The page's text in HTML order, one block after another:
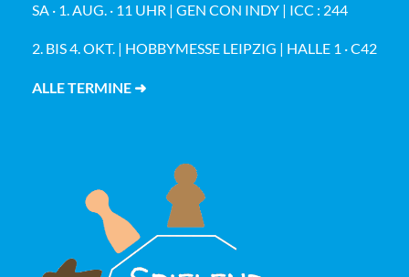
SA · 1. AUG. · 11 UHR | GEN CON INDY | ICC : 244
2. BIS 4. OKT. | HOBBYMESSE LEIPZIG | HALLE 1 · C42
ALLE TERMINE ➜